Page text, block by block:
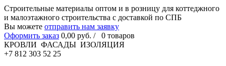
Cтроительные материалы оптом и в розницу для коттеджного
и малоэтажного строительства с доставкой по СПБ
Вы можете отправить нам заявку
Оформить заказ 0,00 руб. / 0 товаров
КРОВЛИ ФАСАДЫ ИЗОЛЯЦИЯ
+7 812 303 52 25